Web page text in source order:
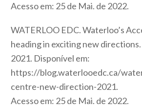
Acesso em: 25 de Mai. de 2022.
WATERLOO EDC. Waterloo’s
heading in exciting new
2021. Disponível em:
https://blog.waterlooedc.ca/
centre-new-direction-2021.
Acesso em: 25 de Mai. de 2022.